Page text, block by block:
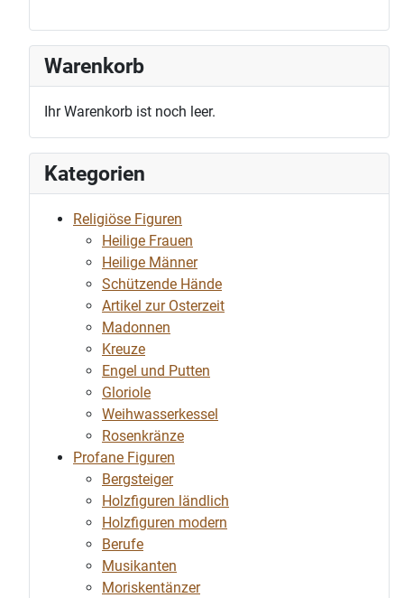
Warenkorb
Ihr Warenkorb ist noch leer.
Kategorien
Religiöse Figuren
Heilige Frauen
Heilige Männer
Schützende Hände
Artikel zur Osterzeit
Madonnen
Kreuze
Engel und Putten
Gloriole
Weihwasserkessel
Rosenkränze
Profane Figuren
Bergsteiger
Holzfiguren ländlich
Holzfiguren modern
Berufe
Musikanten
Moriskentänzer